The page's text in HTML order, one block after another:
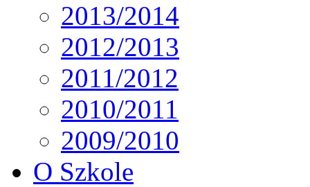
2013/2014
2012/2013
2011/2012
2010/2011
2009/2010
O Szkole